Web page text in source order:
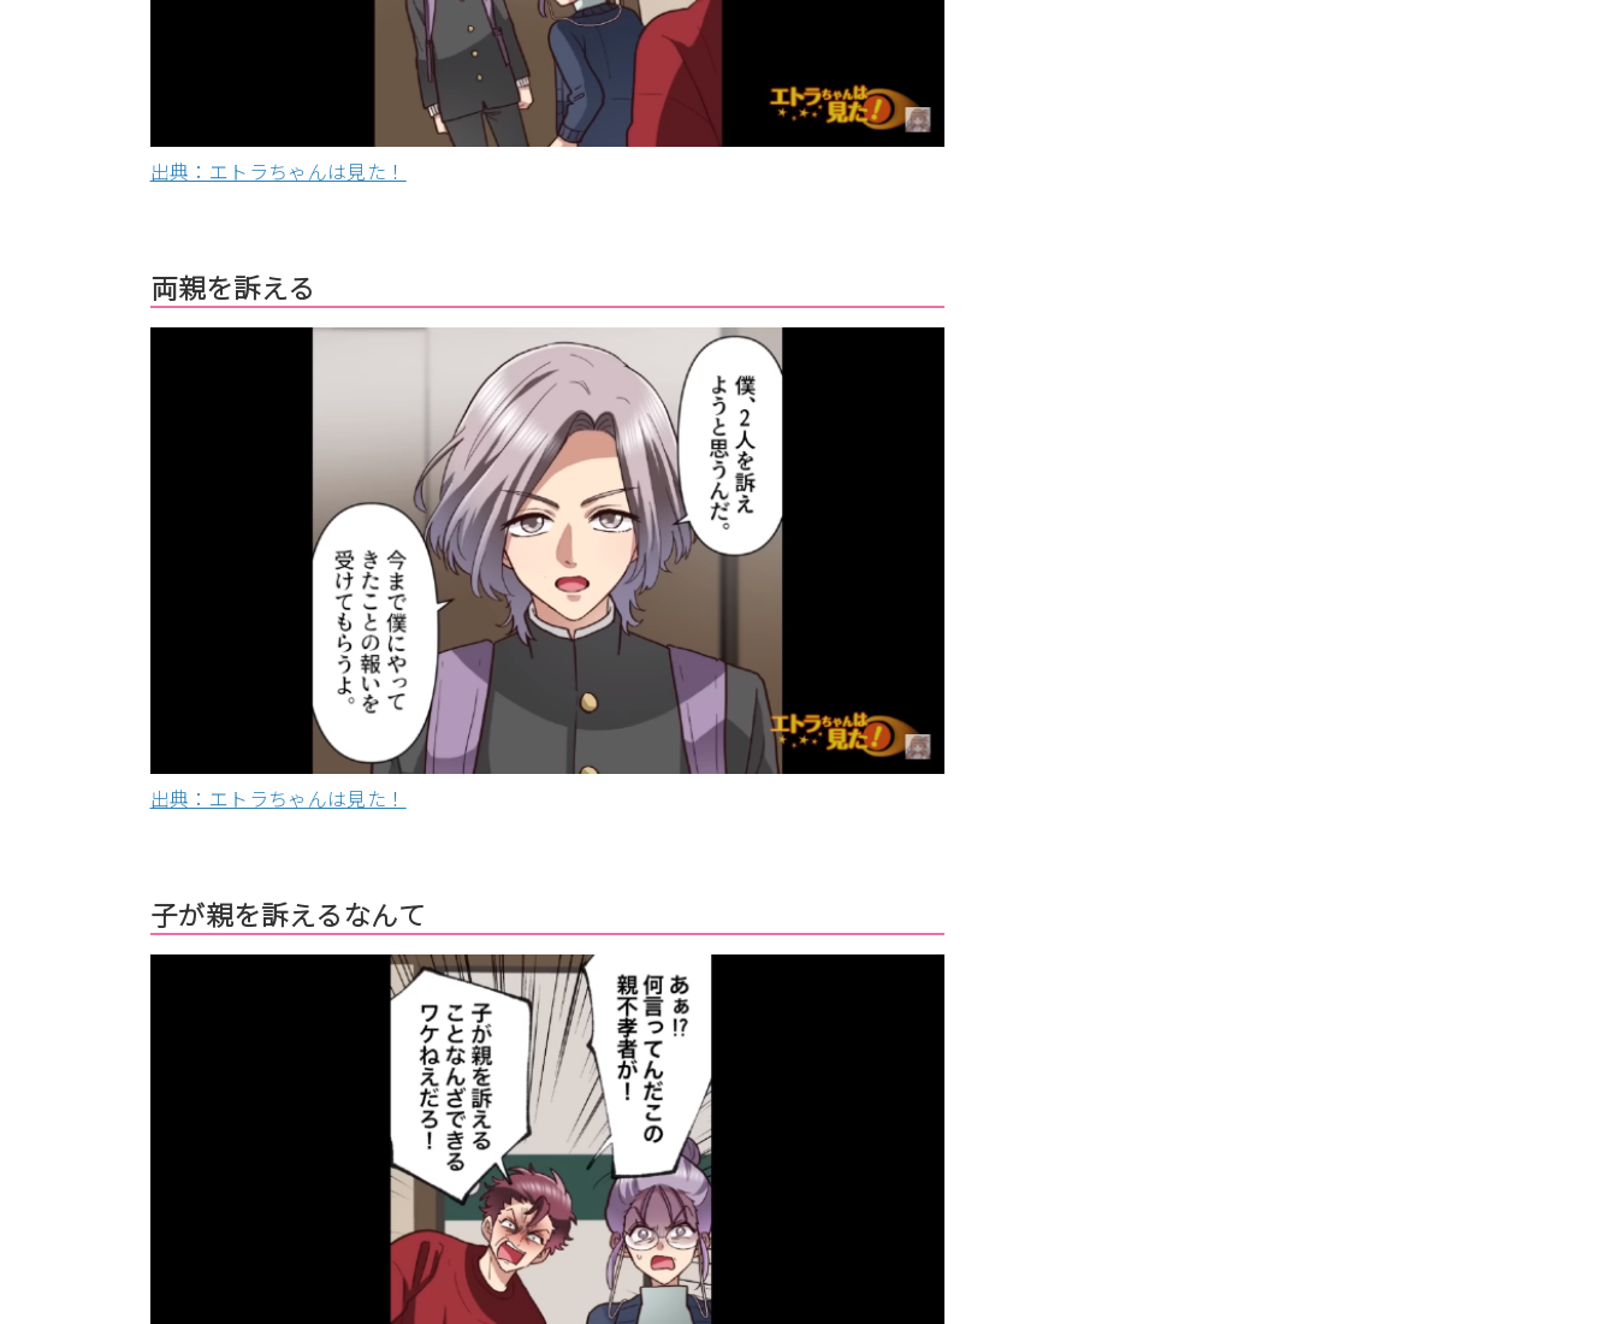
出典：エトラちゃんは見た！
両親を訴える
出典：エトラちゃんは見た！
子が親を訴えるなんて